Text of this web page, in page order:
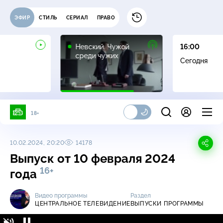
ЭФИР СТИЛЬ СЕРИАЛ ПРАВО
Невский. Чужой
среди чужих
16+
16:00
Сегодня
18+
10.02.2024, 20:20 14178
Выпуск от 10 февраля 2024
года 16+
Видео программы
ЦЕНТРАЛЬНОЕ ТЕЛЕВИДЕНИЕ
Раздел
ВЫПУСКИ ПРОГРАММЫ